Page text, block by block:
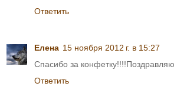
Ответить
Елена 15 ноября 2012 г. в 15:27
Спасибо за конфетку!!!!Поздравляю
Ответить